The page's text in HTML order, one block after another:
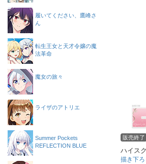
販売終了
ハイス
描き下
履いてください、鷹峰さ
ん
転生王女と天才令嬢の魔
法革命
魔女の旅々
ライザのアトリエ
Summer Pockets
REFLECTION BLUE